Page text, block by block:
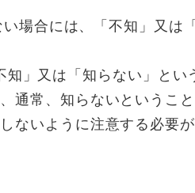
合には、「不知」又は
又は「知らない」とい
通常、知らないというこ
ないように注意する必要が